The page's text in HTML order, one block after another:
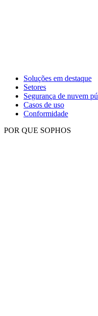
Soluções em destaque
Setores
Segurança de nuvem
Casos de uso
Conformidade
POR QUE SOPHOS